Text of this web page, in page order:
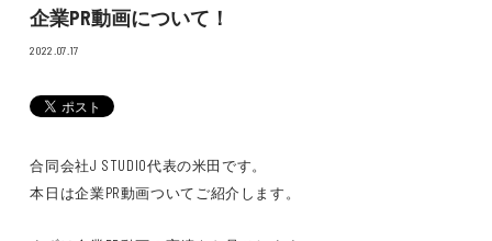
企業PR動画について！
2022.07.17
合同会社J STUDIO代表の米田です。
本日は企業PR動画ついてご紹介します。